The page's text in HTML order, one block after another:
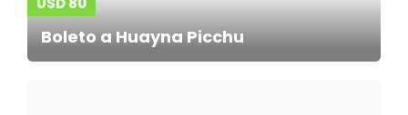
Boleto a Huayna Picchu